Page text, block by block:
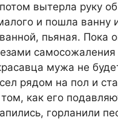
вытерла руку
и пошла
пьяная. Пока
мужа не
рядом на пол и
как его
горланили